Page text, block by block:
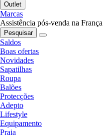
Outlet
Marcas
Assistência pós-venda na França
Pesquisar
Saldos
Boas ofertas
Novidades
Sapatilhas
Roupa
Balões
Protecções
Adepto
Lifestyle
Equipamento
Praia